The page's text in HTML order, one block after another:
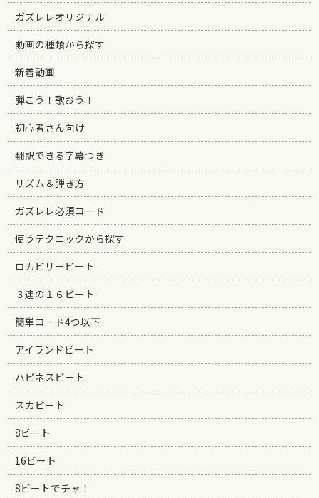
ガズレレオリジナル
動画の種類から探す
新着動画
弾こう！歌おう！
初心者さん向け
翻訳できる字幕つき
リズム＆弾き方
ガズレレ必須コード
使うテクニックから探す
ロカビリービート
３連の１６ビート
簡単コード4つ以下
アイランドビート
ハピネスビート
スカビート
8ビート
16ビート
8ビートでチャ！